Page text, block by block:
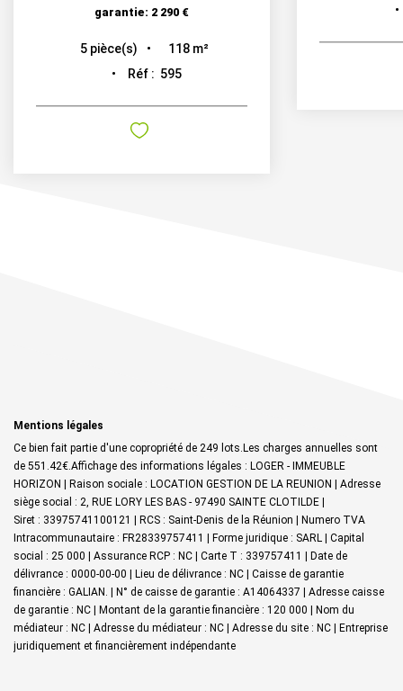
garantie: 2 290 €
5 pièce(s) 118 m²
Réf : 595
Mentions légales
Ce bien fait partie d'une copropriété de 249 lots.Les charges annuelles sont
de 551.42€.Affichage des informations légales : LOGER - IMMEUBLE
HORIZON | Raison sociale : LOCATION GESTION DE LA REUNION | Adresse
siège social : 2, RUE LORY LES BAS - 97490 SAINTE CLOTILDE |
Siret : 33975741100121 | RCS : Saint-Denis de la Réunion | Numero TVA
Intracommunautaire : FR28339757411 | Forme juridique : SARL | Capital
social : 25 000 | Assurance RCP : NC | Carte T : 339757411 | Date de
délivrance : 0000-00-00 | Lieu de délivrance : NC | Caisse de garantie
financière : GALIAN. | N° de caisse de garantie : A14064337 | Adresse caisse
de garantie : NC | Montant de la garantie financière : 120 000 | Nom du
médiateur : NC | Adresse du médiateur : NC | Adresse du site : NC | Entreprise
juridiquement et financièrement indépendante